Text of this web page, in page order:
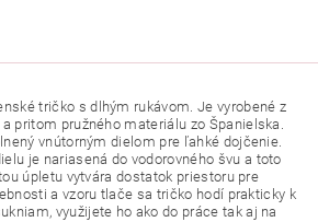
tričko s dlhým rukávom. Je vyrobené z
a pritom pružného materiálu zo Španielska.
vnútorným dielom pre ľahké dojčenie.
je nariasená do vodorovného švu a toto
úpletu vytvára dostatok priestoru pre
a vzoru tlače sa tričko hodí prakticky k
využijete ho ako do práce tak aj na